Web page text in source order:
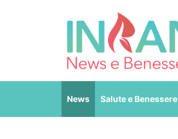
News Salute e Benessere